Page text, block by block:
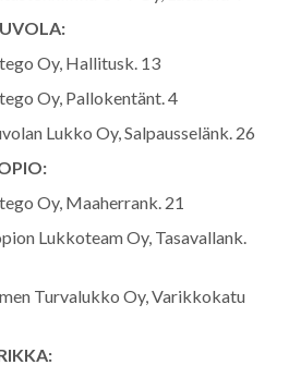
Oy, Hallitusk. 13
Oy, Pallokentänt. 4
Lukko Oy, Salpausselänk. 26
Oy, Maaherrank. 21
Lukkoteam Oy, Tasavallank.
Turvalukko Oy, Varikkokatu